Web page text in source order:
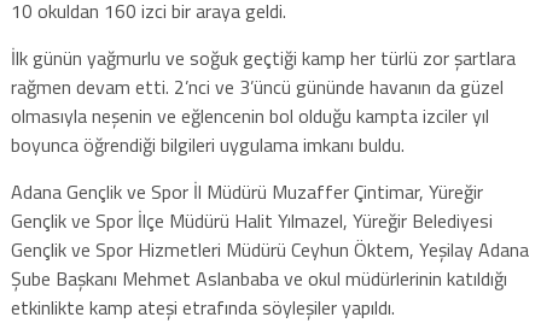
10 okuldan 160 izci bir araya geldi.
İlk günün yağmurlu ve soğuk geçtiği kamp her türlü zor şartlara
rağmen devam etti. 2’nci ve 3’üncü gününde havanın da güzel
olmasıyla neşenin ve eğlencenin bol olduğu kampta izciler yıl
boyunca öğrendiği bilgileri uygulama imkanı buldu.
Adana Gençlik ve Spor İl Müdürü Muzaffer Çintimar, Yüreğir
Gençlik ve Spor İlçe Müdürü Halit Yılmazel, Yüreğir Belediyesi
Gençlik ve Spor Hizmetleri Müdürü Ceyhun Öktem, Yeşilay Adana
Şube Başkanı Mehmet Aslanbaba ve okul müdürlerinin katıldığı
etkinlikte kamp ateşi etrafında söyleşiler yapıldı.